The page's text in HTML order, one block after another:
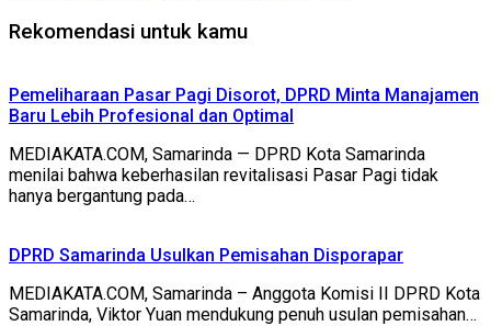
Rekomendasi untuk kamu
Pemeliharaan Pasar Pagi Disorot, DPRD Minta Manajamen
Baru Lebih Profesional dan Optimal
MEDIAKATA.COM, Samarinda — DPRD Kota Samarinda
menilai bahwa keberhasilan revitalisasi Pasar Pagi tidak
hanya bergantung pada…
DPRD Samarinda Usulkan Pemisahan Disporapar
MEDIAKATA.COM, Samarinda – Anggota Komisi II DPRD Kota
Samarinda, Viktor Yuan mendukung penuh usulan pemisahan…